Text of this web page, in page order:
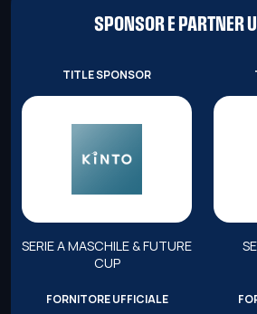
SPONSOR E PARTNER
TITLE SPONSOR
SERIE A MASCHILE & FUTURE
CUP
FORNITORE UFFICIALE